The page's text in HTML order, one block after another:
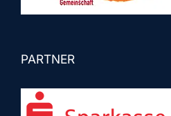
PARTNER